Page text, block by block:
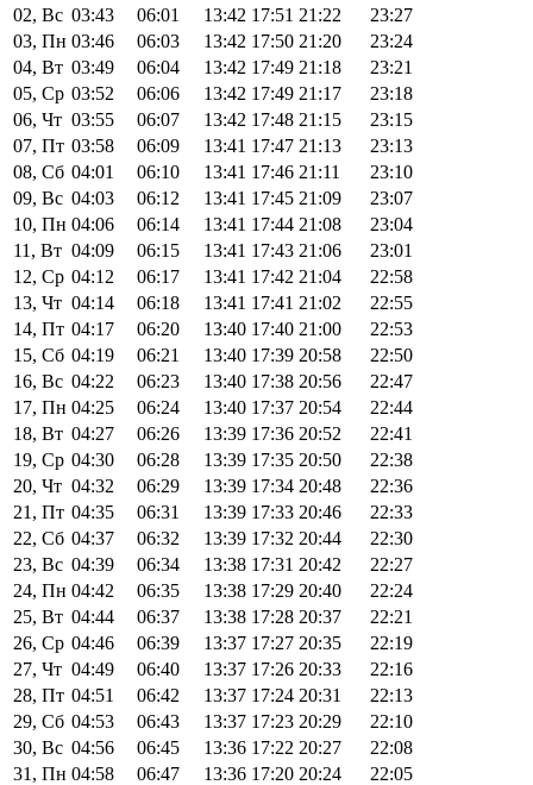
02, Вс 03:43 06:01 13:42 17:51 21:22
23:27
03, Пн 03:46 06:03 13:42 17:50 21:20
23:24
04, Вт 03:49 06:04 13:42 17:49 21:18
23:21
05, Ср 03:52 06:06 13:42 17:49 21:17
23:18
06, Чт 03:55 06:07 13:42 17:48 21:15
23:15
07, Пт 03:58 06:09 13:41 17:47 21:13
23:13
08, Сб 04:01 06:10 13:41 17:46 21:11
23:10
09, Вс 04:03 06:12 13:41 17:45 21:09
23:07
10, Пн 04:06 06:14 13:41 17:44 21:08
23:04
11, Вт 04:09 06:15 13:41 17:43 21:06
23:01
12, Ср 04:12 06:17 13:41 17:42 21:04
22:58
13, Чт 04:14 06:18 13:41 17:41 21:02
22:55
14, Пт 04:17 06:20 13:40 17:40 21:00
22:53
15, Сб 04:19 06:21 13:40 17:39 20:58
22:50
16, Вс 04:22 06:23 13:40 17:38 20:56
22:47
17, Пн 04:25 06:24 13:40 17:37 20:54
22:44
18, Вт 04:27 06:26 13:39 17:36 20:52
22:41
19, Ср 04:30 06:28 13:39 17:35 20:50
22:38
20, Чт 04:32 06:29 13:39 17:34 20:48
22:36
21, Пт 04:35 06:31 13:39 17:33 20:46
22:33
22, Сб 04:37 06:32 13:39 17:32 20:44
22:30
23, Вс 04:39 06:34 13:38 17:31 20:42
22:27
24, Пн 04:42 06:35 13:38 17:29 20:40
22:24
25, Вт 04:44 06:37 13:38 17:28 20:37
22:21
26, Ср 04:46 06:39 13:37 17:27 20:35
22:19
27, Чт 04:49 06:40 13:37 17:26 20:33
22:16
28, Пт 04:51 06:42 13:37 17:24 20:31
22:13
29, Сб 04:53 06:43 13:37 17:23 20:29
22:10
30, Вс 04:56 06:45 13:36 17:22 20:27
22:08
31, Пн 04:58 06:47 13:36 17:20 20:24
22:05